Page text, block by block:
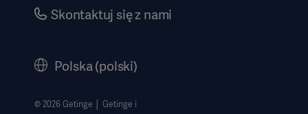
Dyrektywa o ochronie sygnalistów
Kariera
Polityka prywatności strony internetowej
Skontaktuj się z nami
Polska (polski)
© 2026 Getinge │ Getinge i